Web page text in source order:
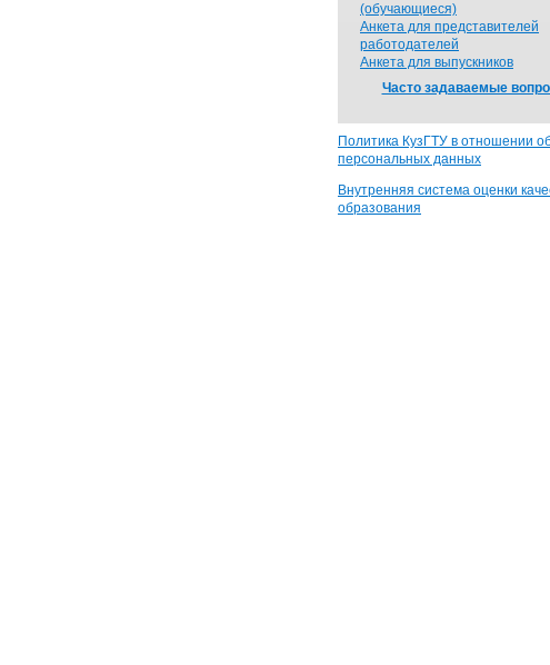
(обучающиеся)
Анкета для представителей
работодателей
Анкета для выпускников
Часто задаваемые
Политика КузГТУ в отношении
персональных данных
Внутренняя система оценки
образования